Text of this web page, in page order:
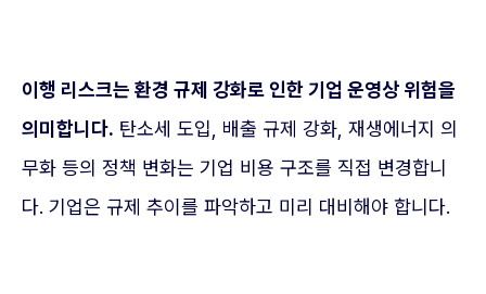
이행 리스크는 환경 규제 강화로 인한 기업 운영상 위험을
의미합니다. 탄소세 도입, 배출 규제 강화, 재생에너지 의
무화 등의 정책 변화는 기업 비용 구조를 직접 변경합니
다. 기업은 규제 추이를 파악하고 미리 대비해야 합니다.